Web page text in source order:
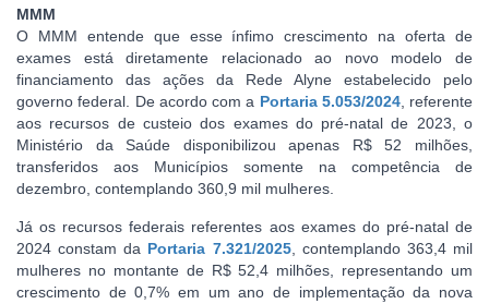
MMM
O MMM entende que esse ínfimo crescimento na oferta de
exames está diretamente relacionado ao novo modelo de
financiamento das ações da Rede Alyne estabelecido pelo
governo federal. De acordo com a Portaria 5.053/2024, referente
aos recursos de custeio dos exames do pré-natal de 2023, o
Ministério da Saúde disponibilizou apenas R$ 52 milhões,
transferidos aos Municípios somente na competência de
dezembro, contemplando 360,9 mil mulheres.
Já os recursos federais referentes aos exames do pré-natal de
2024 constam da Portaria 7.321/2025, contemplando 363,4 mil
mulheres no montante de R$ 52,4 milhões, representando um
crescimento de 0,7% em um ano de implementação da nova